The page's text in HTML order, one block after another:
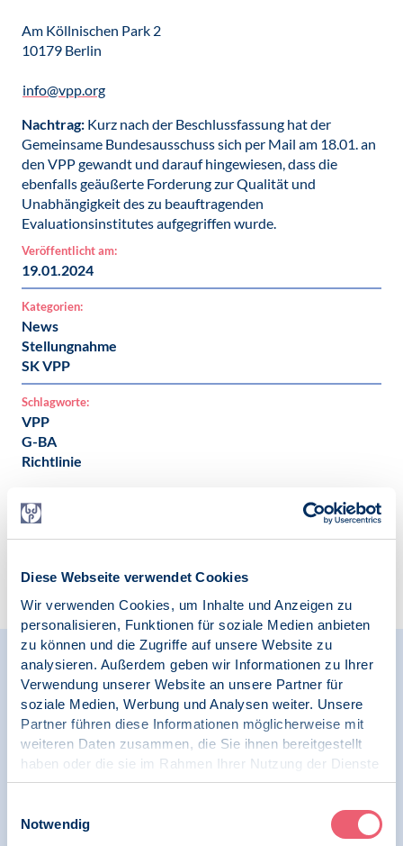
Diese Webseite verwendet Cookies
Wir verwenden Cookies, um Inhalte und Anzeigen zu
personalisieren, Funktionen für soziale Medien anbieten
zu können und die Zugriffe auf unsere Website zu
analysieren. Außerdem geben wir Informationen zu Ihrer
Verwendung unserer Website an unsere Partner für
soziale Medien, Werbung und Analysen weiter. Unsere
Partner führen diese Informationen möglicherweise mit
weiteren Daten zusammen, die Sie ihnen bereitgestellt
haben oder die sie im Rahmen Ihrer Nutzung der Dienste
gesammelt haben.
Notwendig
Am Köllnischen Park 2
10179 Berlin
info@vpp.org
Nachtrag: Kurz nach der Beschlussfassung hat der
Gemeinsame Bundesausschuss sich per Mail am 18.01. an
den VPP gewandt und darauf hingewiesen, dass die
ebenfalls geäußerte Forderung zur Qualität und
Unabhängigkeit des zu beauftragenden
Evaluationsinstitutes aufgegriffen wurde.
Veröffentlicht am:
19.01.2024
Kategorien:
News
Stellungnahme
SK VPP
Schlagworte:
VPP
G-BA
Richtlinie
Zur Übersicht
Relevante Nachrichten
16.04.2024
Pressespiegel | SK VPP
Gesundheitsminister Laumann stärkt